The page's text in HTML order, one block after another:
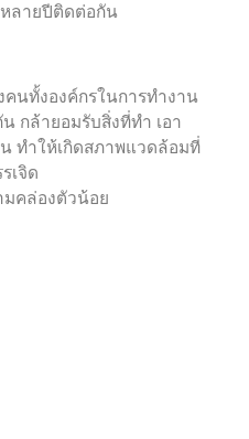
ลายปีติดต่อกัน
คนทั้งองค์กรในการทำงาน
กล้ายอมรับสิ่งที่ทำ เอา
ทำให้เกิดสภาพแวดล้อมที่
เจิด
มคล่องตัวน้อย